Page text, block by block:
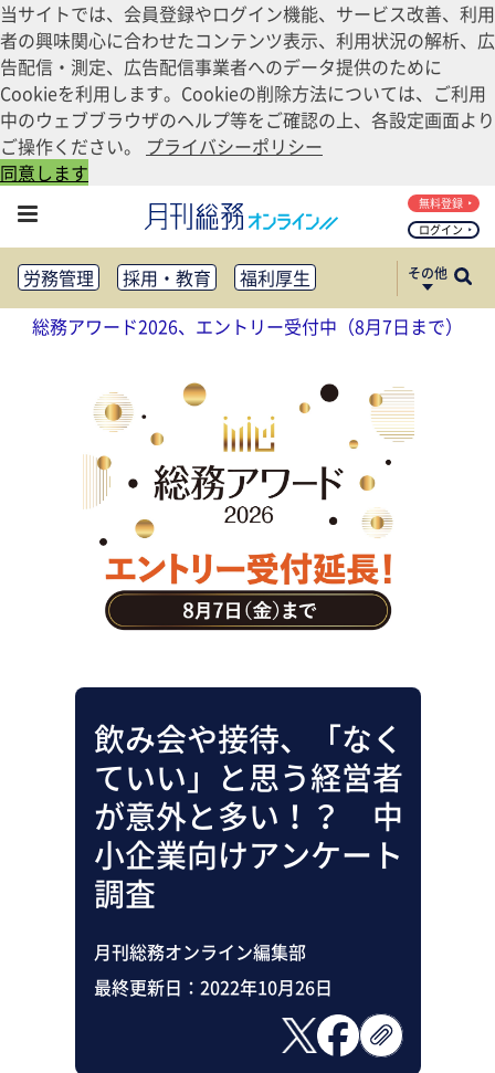
当サイトでは、会員登録やログイン機能、サービス改善、利用
者の興味関心に合わせたコンテンツ表示、利用状況の解析、広
告配信・測定、広告配信事業者へのデータ提供のために
Cookieを利用します。Cookieの削除方法については、ご利用
中のウェブブラウザのヘルプ等をご確認の上、各設定画面より
ご操作ください。 プライバシーポリシー
同意します
ログイン
無料登録
労務管理 採用・教育
福利厚生
健康経営
働き方改革
法務・コンプライアンス
リスクマネジメント・BCP
社外・社内広報
社外・社内コミュニケーション活性化
FM・オフィス移転
CSR・SDGs
テクノロジー活用・DX
助成金・補助金・コスト削減
アウトソーシング・BPO
調査・レポート
その他
総務アワード2026、エントリー受付中（8月7日まで）
飲み会や接待、「なく
ていい」と思う経営者
が意外と多い！？ 中
小企業向けアンケート
調査
月刊総務オンライン編集部
最終更新日： 2022年10月26日